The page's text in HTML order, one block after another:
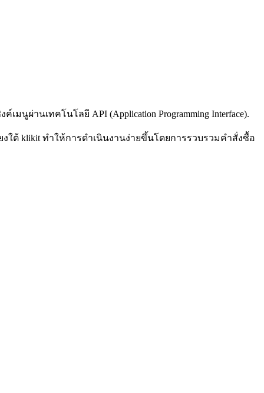
นูผ่านเทคโนโลยี API (Application Programming Interface).
ใต้ klikit ทำให้การดำเนินงานง่ายขึ้นโดยการรวบรวมคำสั่งซื้อ